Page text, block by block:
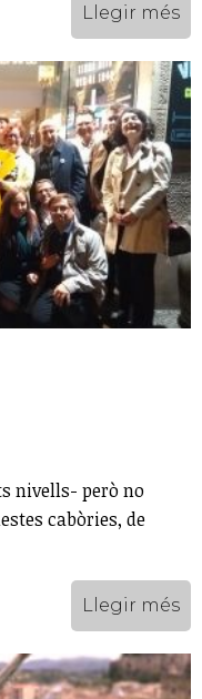
Llegir més
nivells- però no
cabòries, de
Llegir més